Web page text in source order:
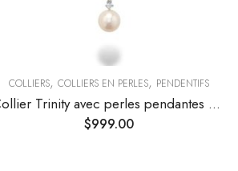
COLLIERS, COLLIERS EN PERLES, PENDENTIFS
Collier Trinity avec perles pendantes et diamants
$999.00